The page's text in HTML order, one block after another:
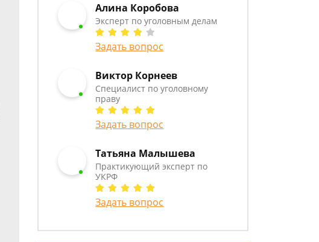
Алина Коробова
Эксперт по уголовным делам
Задать вопрос
Виктор Корнеев
Cпециалист по уголовному
праву
Задать вопрос
Татьяна Малышева
Практикующий эксперт по
УКРФ
Задать вопрос